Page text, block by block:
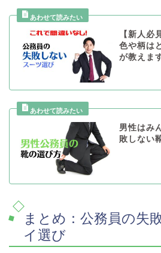
【新人必
色や柄は
が教えま
男性はみ
敗しない
まとめ：公務員の失
イ選び